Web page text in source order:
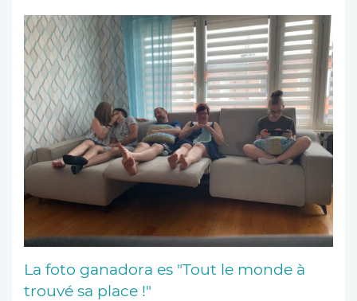
La foto ganadora es "Tout le monde à
trouvé sa place !"